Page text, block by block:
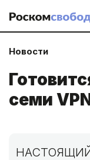
Новости
семи